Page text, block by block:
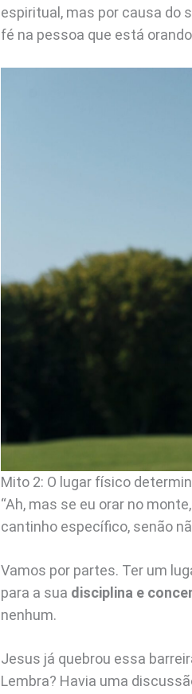
espiritual, mas por causa do
fé na pessoa que está
Mito 2: O lugar físico
“Ah, mas se eu orar no
cantinho específico, senão
Vamos por partes. Ter um
para a sua disciplina e
nenhum.
Jesus já quebrou essa
Lembra? Havia uma